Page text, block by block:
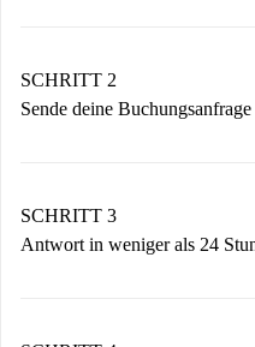
Du erhältst alle
SCHRITT 2
Sende deine Buchungsanfrage
Denk daran, dass wir
Vermieter zustimmt.
SCHRITT 3
Antwort in weniger als 24